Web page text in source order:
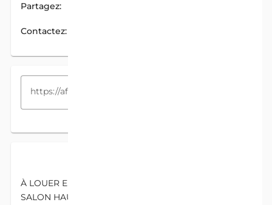
Partagez:
Contactez:
À LOUER ENTRÉE PERSONNELLE DE 2 CHAMBRES
SALON HAUT STANDING À CALAVI Disponible à